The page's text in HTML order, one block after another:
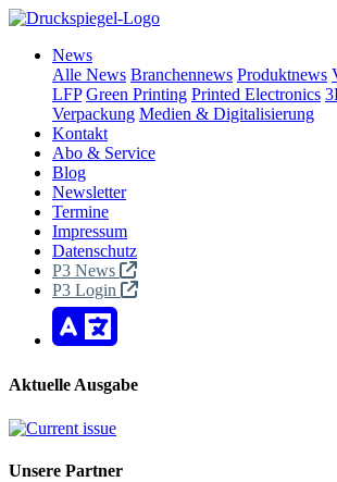
News
Alle News Branchennews Produktnews
LFP Green Printing Printed Electronics
Verpackung Medien & Digitalisierung
Kontakt
Abo & Service
Blog
Newsletter
Termine
Impressum
Datenschutz
P3 News
P3 Login
Aktuelle Ausgabe
Unsere Partner